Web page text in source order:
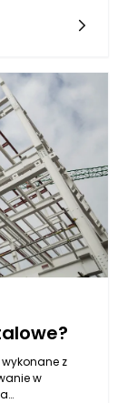
jest
i estetyczne
w
z
w